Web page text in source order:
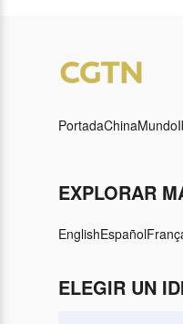
PortadaChinaMundo
EXPLORAR
EnglishEspañol
ELEGIR UN